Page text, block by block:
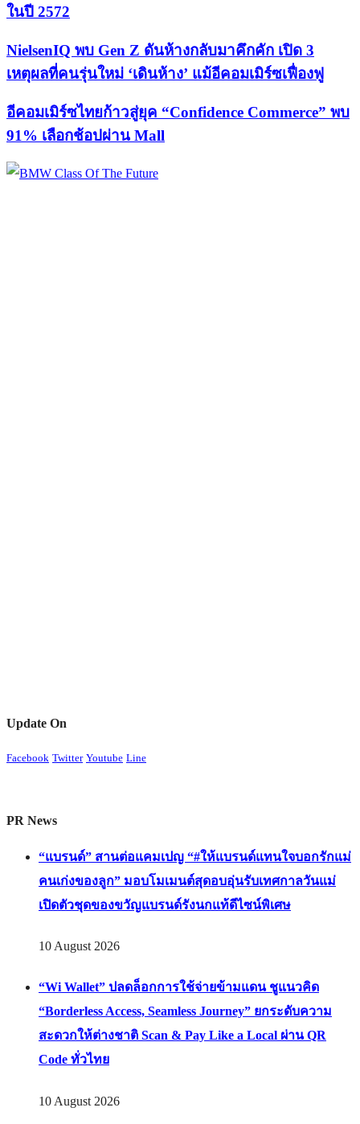
ในปี 2572
NielsenIQ พบ Gen Z ดันห้างกลับมาคึกคัก เปิด 3
เหตุผลที่คนรุ่นใหม่ ‘เดินห้าง’ แม้อีคอมเมิร์ซเฟื่องฟู
อีคอมเมิร์ซไทยก้าวสู่ยุค “Confidence Commerce” พบ
91% เลือกช้อปผ่าน Mall
Update On
Facebook Twitter Youtube Line
PR News
“แบรนด์” สานต่อแคมเปญ “#ให้แบรนด์แทนใจบอกรักแม่
คนเก่งของลูก” มอบโมเมนต์สุดอบอุ่นรับเทศกาลวันแม่
เปิดตัวชุดของขวัญแบรนด์รังนกแท้ดีไซน์พิเศษ
10 August 2026
“Wi Wallet” ปลดล็อกการใช้จ่ายข้ามแดน ชูแนวคิด
“Borderless Access, Seamless Journey” ยกระดับความ
สะดวกให้ต่างชาติ Scan & Pay Like a Local ผ่าน QR
Code ทั่วไทย
10 August 2026